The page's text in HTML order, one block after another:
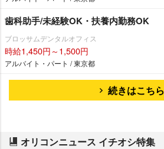
歯科助手/未経験OK・扶養内勤務OK
ブロッサムデンタルオフィス
時給1,450円～1,500円
アルバイト・パート / 東京都
続きはこちら
オリコンニュース イチオシ特集